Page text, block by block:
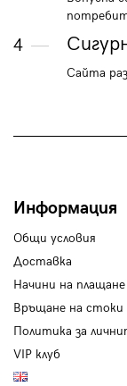
4
Сайта
Информация
Общи условия
Доставка
Начини на плащане
Връщане на стоки
Политика за
VIP клуб